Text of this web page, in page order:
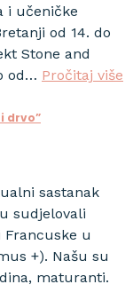
i učeničke
od 14. do
Stone and
od… Pročitaj više
drvo”
sastanak
sudjelovali
Francuske u
+). Našu su
maturanti.